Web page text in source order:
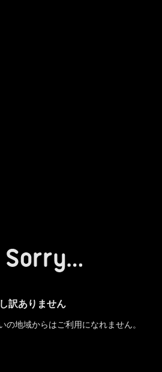
訳ありません
の地域からはご利用になれません。